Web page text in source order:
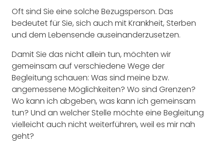
Oft sind Sie eine solche Bezugsperson. Das
bedeutet für Sie, sich auch mit Krankheit, Sterben
und dem Lebensende auseinanderzusetzen.
Damit Sie das nicht allein tun, möchten wir
gemeinsam auf verschiedene Wege der
Begleitung schauen: Was sind meine bzw.
angemessene Möglichkeiten? Wo sind Grenzen?
Wo kann ich abgeben, was kann ich gemeinsam
tun? Und an welcher Stelle möchte eine Begleitung
vielleicht auch nicht weiterführen, weil es mir nah
geht?